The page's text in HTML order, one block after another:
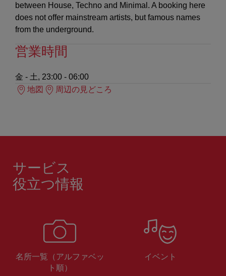
between House, Techno and Minimal. A booking here
does not offer mainstream artists, but famous names
from the underground.
営業時間
金 - 土, 23:00 - 06:00
地図
周辺の見どころ
サービス
役立つ情報
名所一覧（アルファベッ
ト順）
イベント